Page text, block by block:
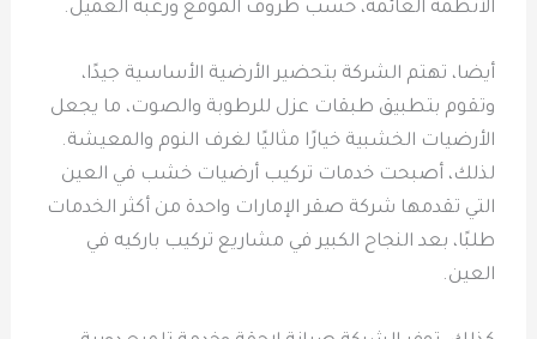
الأنظمة العائمة، حسب ظروف الموقع ورغبة العميل.
أيضا، تهتم الشركة بتحضير الأرضية الأساسية جيدًا،
وتقوم بتطبيق طبقات عزل للرطوبة والصوت، ما يجعل
الأرضيات الخشبية خيارًا مثاليًا لغرف النوم والمعيشة.
لذلك، أصبحت خدمات تركيب أرضيات خشب في العين
التي تقدمها شركة صقر الإمارات واحدة من أكثر الخدمات
طلبًا، بعد النجاح الكبير في مشاريع تركيب باركيه في
العين.